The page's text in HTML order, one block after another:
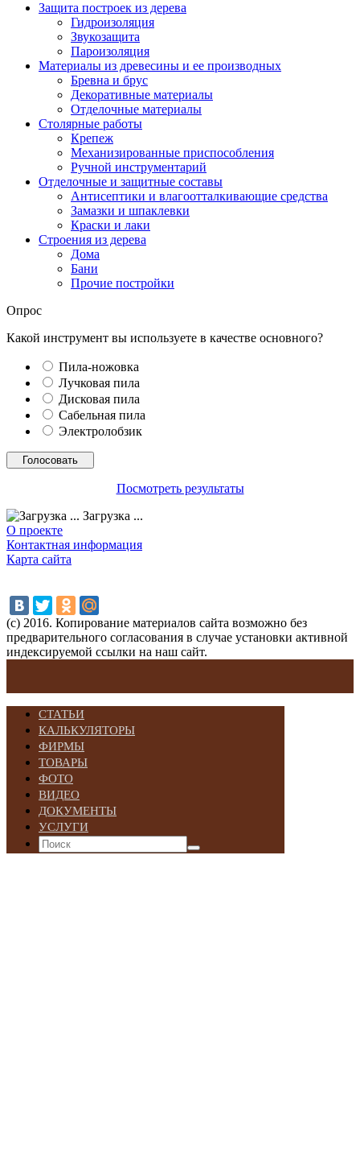
Защита построек из дерева
Гидроизоляция
Звукозащита
Пароизоляция
Материалы из древесины и ее производных
Бревна и брус
Декоративные материалы
Отделочные материалы
Столярные работы
Крепеж
Механизированные приспособления
Ручной инструментарий
Отделочные и защитные составы
Антисептики и влагоотталкивающие средства
Замазки и шпаклевки
Краски и лаки
Строения из дерева
Дома
Бани
Прочие постройки
Опрос
Какой инструмент вы используете в качестве основного?
Пила-ножовка
Лучковая пила
Дисковая пила
Сабельная пила
Электролобзик
Посмотреть результаты
Загрузка ...
О проекте
Контактная информация
Карта сайта
(с) 2016. Копирование материалов сайта возможно без
предварительного согласования в случае установки активной
индексируемой ссылки на наш сайт.
СТАТЬИ
КАЛЬКУЛЯТОРЫ
ФИРМЫ
ТОВАРЫ
ФОТО
ВИДЕО
ДОКУМЕНТЫ
УСЛУГИ